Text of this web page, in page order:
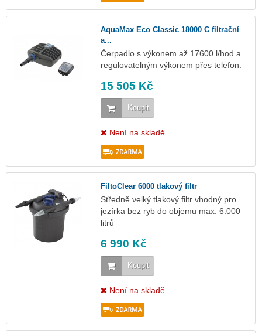
AquaMax Eco Classic 18000 C filtrační
a...
Čerpadlo s výkonem až 17600 l/hod a
regulovatelným výkonem přes telefon.
15 505 Kč
Koupit
Není na skladě
FiltoClear 6000 tlakový filtr
Středně velký tlakový filtr vhodný pro
jezírka bez ryb do objemu max. 6.000
litrů
6 990 Kč
Koupit
Není na skladě